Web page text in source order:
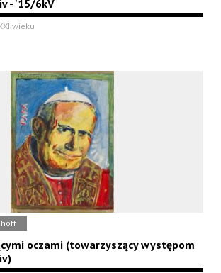
- '15/6kV
wieku
oczami (towarzyszący występom